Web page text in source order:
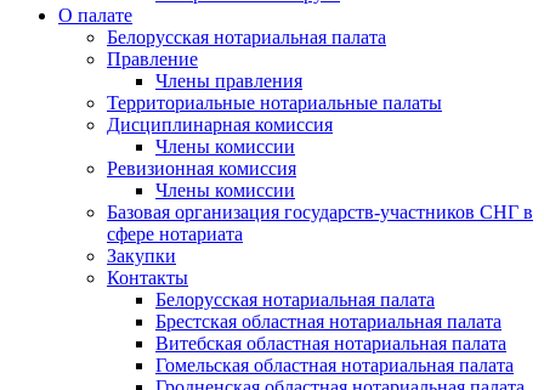
О палате
Белорусская нотариальная палата
Правление
Члены правления
Территориальные нотариальные палаты
Дисциплинарная комиссия
Члены комиссии
Ревизионная комиссия
Члены комиссии
Базовая организация государств-участников СНГ в
сфере нотариата
Закупки
Контакты
Белорусская нотариальная палата
Брестская областная нотариальная палата
Витебская областная нотариальная палата
Гомельская областная нотариальная палата